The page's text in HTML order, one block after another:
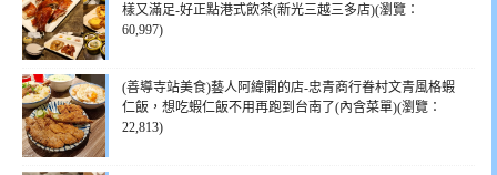
樣又滿足-好正點港式飲茶(新光三越三多店)(瀏覽：
60,997)
(善導寺站美食)藝人阿緯開的店-忠青商行眷村文青風格蝦
仁飯，想吃蝦仁飯不用再跑到台南了(內含菜單)(瀏覽：
22,813)